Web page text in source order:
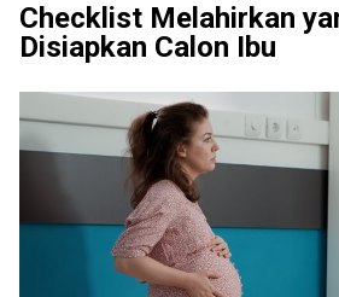
Checklist Melahirkan
Disiapkan Calon Ibu